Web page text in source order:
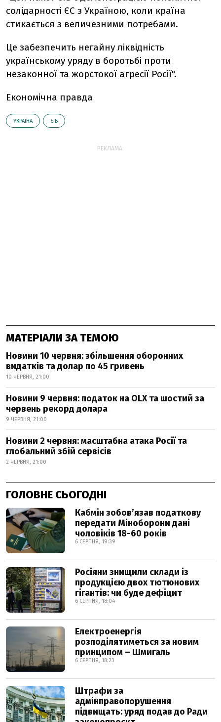
солідарності ЄС з Україною, коли країна
стикається з величезними потребами.
Це забезпечить негайну ліквідність
українському уряду в боротьбі проти
незаконної та жорстокої агресії Росії".
Економічна правда
УКРАЇНА ЄІБ
РЕКЛАМА:
МАТЕРІАЛИ ЗА ТЕМОЮ
Новини 10 червня: збільшення оборонних
видатків та долар по 45 гривень
10 ЧЕРВНЯ, 21:00
Новини 9 червня: податок на OLX та шостий за
червень рекорд долара
9 ЧЕРВНЯ, 21:00
Новини 2 червня: масштабна атака Росії та
глобальний збій сервісів
2 ЧЕРВНЯ, 21:00
ГОЛОВНЕ СЬОГОДНІ
Кабмін зобовʼязав податкову
передати Міноборони дані
чоловіків 18-60 років
6 СЕРПНЯ, 19:39
Росіяни знищили склади із
продукцією двох тютюнових
гігантів: чи буде дефіцит
6 СЕРПНЯ, 18:04
Електроенергія
розподілятиметься за новим
принципом – Шмигаль
6 СЕРПНЯ, 18:23
Штрафи за
адмінправопорушення
підвищать: уряд подав до Ради